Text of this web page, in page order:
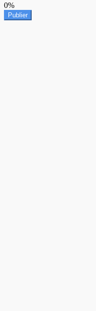
0%
Publier